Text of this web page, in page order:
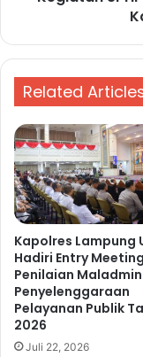
M
B
W
A
Y
K
A
N
A
N
T
A
H
U
N
4
,
B
u
p
a
t
i
A
d
i
p
a
t
Related
Kapolres Lampung
Hadiri Entry Meeting
Penilaian
Penyelenggaraan
Pelayanan Publik
2026
Juli 22, 2026